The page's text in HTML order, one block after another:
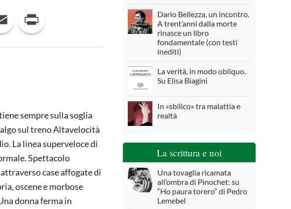
Email
sempre sulla soglia
sul treno Altavelocità
La linea superveloce di
Spettacolo
case affogate di
oscene e morbose
donna ferma in
Dario Bellezza, un incontro.
A trent’anni dalla morte
rinasce un libro
fondamentale (con testi
inediti)
La verità, in modo obliquo.
Su Elisa Biagini
In «sbilico» tra malattia e
realtà
La scrittura e noi
Una tovaglia ricamata
all’ombra di Pinochet: su
“Ho paura torero” di Pedro
Lemebel